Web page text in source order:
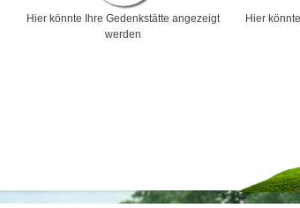
Hier könnte Ihre Gedenkstätte angezeigt
werden
Hier